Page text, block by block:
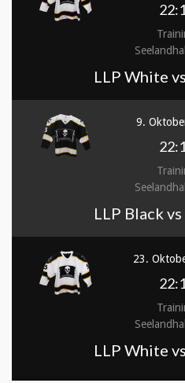
LLP White
9.
LLP Black
23.
LLP White